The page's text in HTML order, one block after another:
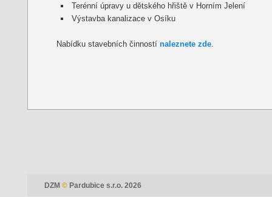
Terénní úpravy u dětského hřiště v Horním Jelení
Výstavba kanalizace v Osíku
Nabídku stavebních činnostínaleznete zde
DZM © Pardubice s.r.o. 2026